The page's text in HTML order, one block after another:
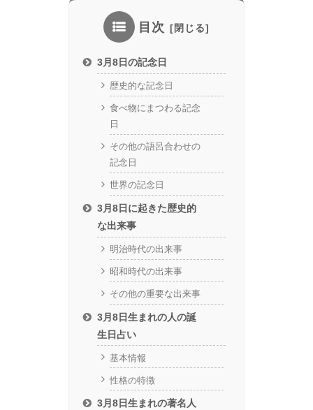
目次
3月8日の記念日
歴史的な記念日
食べ物にまつわる記念
日
その他の語呂合わせの
記念日
世界の記念日
3月8日に起きた歴史的
な出来事
明治時代の出来事
昭和時代の出来事
その他の重要な出来事
3月8日生まれの人の誕
生日占い
基本情報
性格の特徴
3月8日生まれの著名人